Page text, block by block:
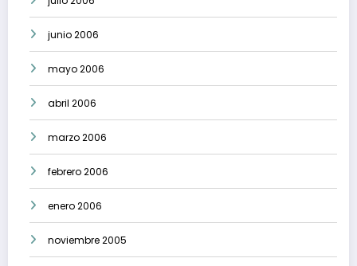
junio 2006
mayo 2006
abril 2006
marzo 2006
febrero 2006
enero 2006
noviembre 2005